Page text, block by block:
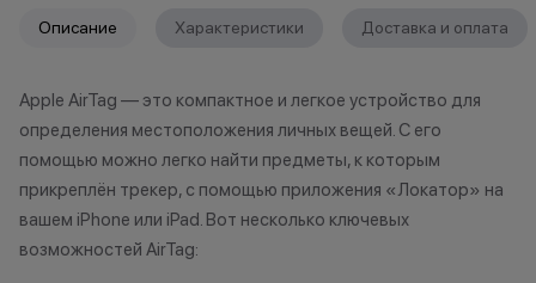
*Акции и бонусы не суммируются.
исключительно информационный
характер.
•Организатор (продавец) имеет
право отказать в заключении
договора купли-продажи по
причинам (отсутствие товара,
Apple Watch,
подходит под
если оно
состоянии, не
существенных
Описание Характеристики Доставка и оплата
Apple AirTag — это компактное и легкое устройство для
определения местоположения личных вещей. С его
помощью можно легко найти предметы, к которым
прикреплён трекер, с помощью приложения «Локатор» на
вашем iPhone или iPad. Вот несколько ключевых
возможностей AirTag: